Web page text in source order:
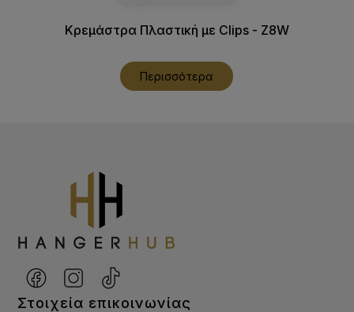
Κρεμάστρα Πλαστική με Clips - Z8W
Περισσότερα
Στοιχεία επικοινωνίας